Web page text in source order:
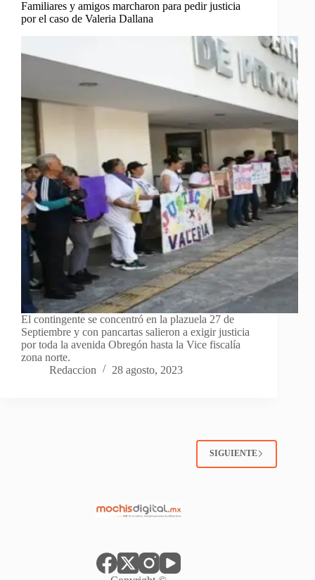
Familiares y amigos marcharon para pedir justicia
por el caso de Valeria Dallana
El contingente se concentró en la plazuela 27 de
Septiembre y con pancartas salieron a exigir justicia
por toda la avenida Obregón hasta la Vice fiscalía
zona norte.
Redaccion
28 agosto, 2023
SIGUIENTE